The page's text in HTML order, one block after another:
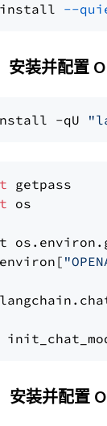
install --
安装并配置
-qU
os
安装并配置